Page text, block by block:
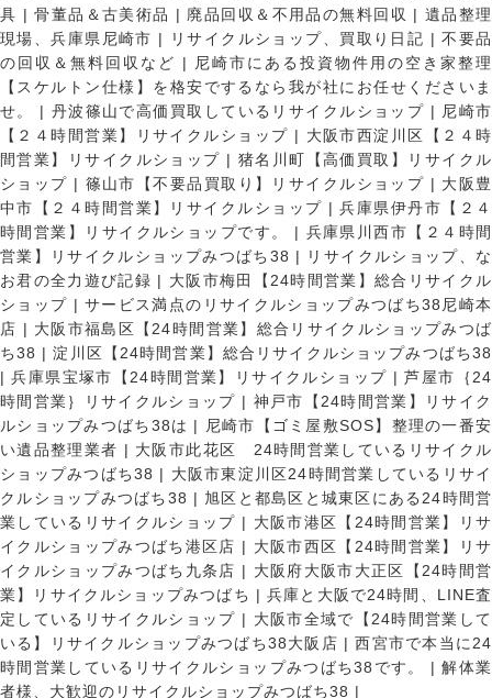
具 |骨董品＆古美術品 | 廃品回収＆不用品の無料回収 | 遺品整理
現場、兵庫県尼崎市 | リサイクルショップ、買取り日記 |不要品
の回収＆無料回収など |
尼崎市にある投資物件用の空き家整理
【スケルトン仕様】を格安でするなら我が社にお任せくださいま
せ。
| 丹波篠山で高価買取しているリサイクルショップ | 尼崎市
【２４時間営業】リサイクルショップ | 大阪市西淀川区【２４時
間営業】リサイクルショップ | 猪名川町【高価買取】リサイクル
ショップ | 篠山市【不要品買取り】リサイクルショップ | 大阪豊
中市【２４時間営業】リサイクルショップ |兵庫県伊丹市【２４
時間営業】リサイクルショップです。
| 兵庫県川西市【２４時間
営業】リサイクルショップみつばち38 |
リサイクルショップ、な
お君の全力遊び記録 | 大阪市梅田【24時間営業】総合リサイクル
ショップ |サービス満点のリサイクルショップみつばち38尼崎本
店 | 大阪市福島区【24時間営業】総合リサイクルショップみつば
ち38 |淀川区【24時間営業】総合リサイクルショップみつばち38
|兵庫県宝塚市【24時間営業】リサイクルショップ |芦屋市｛24
時間営業｝リサイクルショップ | 神戸市【24時間営業】リサイク
ルショップみつばち38は |
尼崎市【ゴミ屋敷SOS】整理の一番安
い遺品整理業者 | 大阪市此花区 24時間営業しているリサイクル
ショップみつばち38 | 大阪市東淀川区24時間営業しているリサイ
クルショップみつばち38 | 旭区と都島区と城東区にある24時間営
業しているリサイクルショップ | 大阪市港区【24時間営業】リサ
イクルショップみつばち港区店 | 大阪市西区【24時間営業】リサ
イクルショップみつばち九条店 | 大阪府大阪市大正区【24時間営
業】リサイクルショップみつばち |兵庫と大阪で24時間、LINE査
定しているリサイクルショップ | 大阪市全域で【24時間営業して
いる】リサイクルショップみつばち38大阪店 |西宮市で本当に24
時間営業しているリサイクルショップみつばち38です。
|解体業
者様、大歓迎のリサイクルショップみつばち38 |